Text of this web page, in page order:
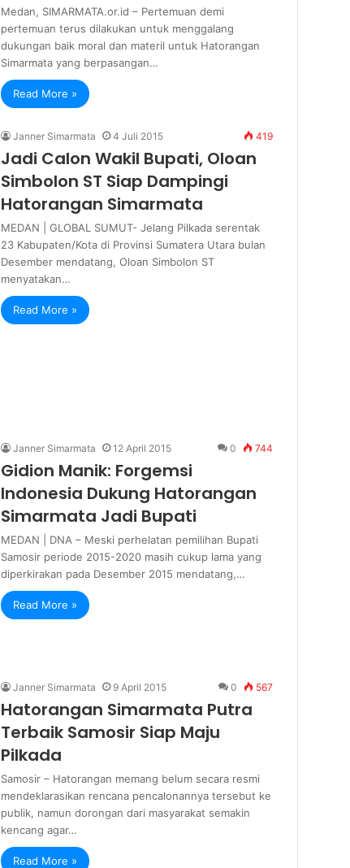
Medan, SIMARMATA.or.id – Pertemuan demi
pertemuan terus dilakukan untuk menggalang
dukungan baik moral dan materil untuk Hatorangan
Simarmata yang berpasangan…
Read More »
Janner Simarmata 4 Juli 2015 419
Jadi Calon Wakil Bupati, Oloan
Simbolon ST Siap Dampingi
Hatorangan Simarmata
MEDAN | GLOBAL SUMUT- Jelang Pilkada serentak
23 Kabupaten/Kota di Provinsi Sumatera Utara bulan
Desember mendatang, Oloan Simbolon ST
menyatakan…
Read More »
Janner Simarmata 12 April 2015 0 744
Gidion Manik: Forgemsi
Indonesia Dukung Hatorangan
Simarmata Jadi Bupati
MEDAN | DNA – Meski perhelatan pemilihan Bupati
Samosir periode 2015-2020 masih cukup lama yang
diperkirakan pada Desember 2015 mendatang,…
Read More »
Janner Simarmata 9 April 2015 0 567
Hatorangan Simarmata Putra
Terbaik Samosir Siap Maju
Pilkada
Samosir – Hatorangan memang belum secara resmi
mendeklarasikan rencana pencalonannya tersebut ke
publik, namun dorongan dari masyarakat semakin
kencang agar…
Read More »